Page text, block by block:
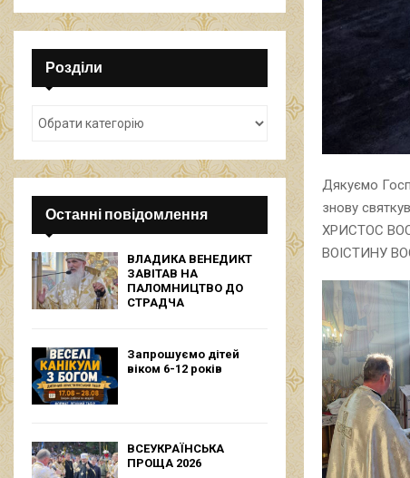
Дякуємо
знову
ХРИСТОС
ВОІСТИНУ
Розділи
Останні повідомлення
ВЛАДИКА ВЕНЕДИКТ
ЗАВІТАВ НА
ПАЛОМНИЦТВО ДО
СТРАДЧА
Запрошуємо дітей
віком 6-12 років
ВСЕУКРАЇНСЬКА
ПРОЩА 2026